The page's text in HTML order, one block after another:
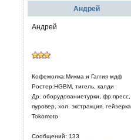
Aндрей
Андрей
Кофемолка:Микма и Гаггия мдф
Ростер:HGBM, тигель, калди
Др. оборудованиетурки, фр.пресс,
пуровер, хол. экстракция, гейзерка
Tokomoto
Сообщений: 133